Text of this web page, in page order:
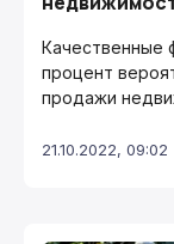
Качественные
процент
продажи
21.10.2022, 09:02